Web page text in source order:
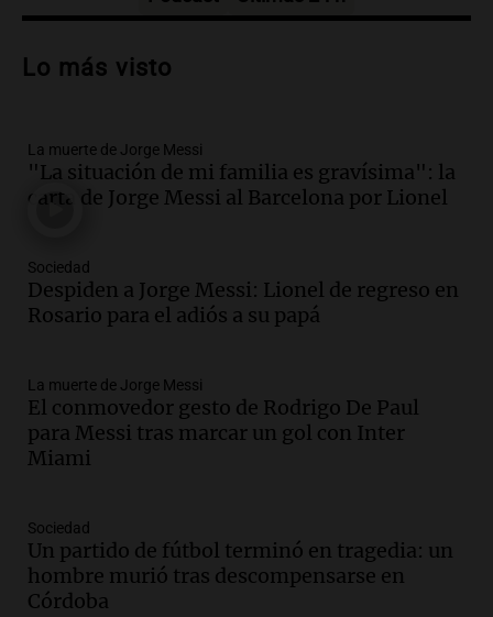
Audio.Trágico accidente en Mendoza:
vehículos desde un puente
Audio.Tragedia en Mendoza: un muerto
y cinco heridos tras caer dos autos desde
un puente
Audio.Messi llegará esta noche a
Rosario para acompañar a su familia
Episodios
Audio.Ley de Propiedad Privada: el revés
en el Congreso expuso una debilidad
comunicacional del Gobierno
Episodios
Audio.Casabindo se prepara para una
celebración única: 30.000 turistas y el
tradicional Toreo de la Vincha
Lo más visto
La muerte de Jorge Messi
"La situación de mi familia es gravísima": la
carta de Jorge Messi al Barcelona por Lionel
Sociedad
Despiden a Jorge Messi: Lionel de regreso en
Rosario para el adiós a su papá
La muerte de Jorge Messi
El conmovedor gesto de Rodrigo De Paul
para Messi tras marcar un gol con Inter
Miami
Sociedad
Un partido de fútbol terminó en tragedia: un
hombre murió tras descompensarse en
Córdoba